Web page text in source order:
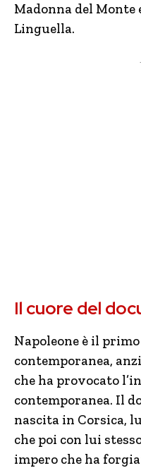
Madonna del Monte
Linguella.
Il cuore del
Napoleone è il
contemporanea,
che ha provocato
contemporanea. Il
nascita in Corsica,
che poi con lui
impero che ha